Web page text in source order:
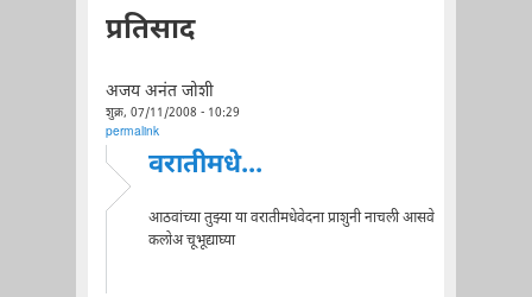
प्रतिसाद
अजय अनंत जोशी
शुक्र, 07/11/2008 - 10:29
permalink
वरातीमधे...
आठवांच्या तुझ्या या वरातीमधेवेदना प्राशुनी नाचली आसवे
कलोअ चूभूद्याघ्या